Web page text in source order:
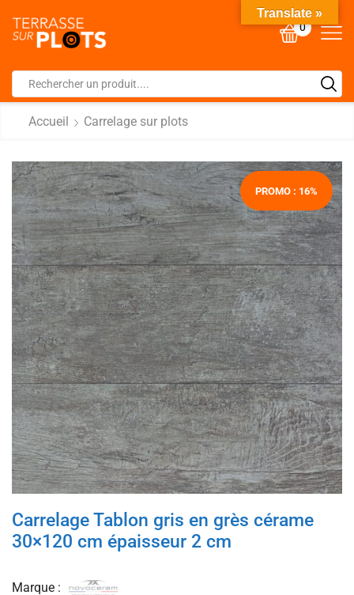
0
Accueil Carrelage sur plots
PROMO : 16%
Carrelage Tablon gris en grès cérame
30×120 cm épaisseur 2 cm
Marque :
Translate »